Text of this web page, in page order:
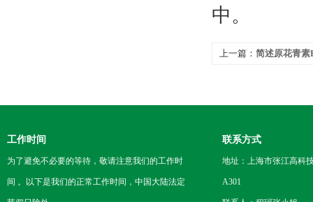
中。
上一篇： 简述原花青素
工作时间
为了避免不必要的等待，敬请注意我们的工作时
间 。以下是我们的正常工作时间，中国大陆法定
联系方式
地址：上海市张江高科
A301